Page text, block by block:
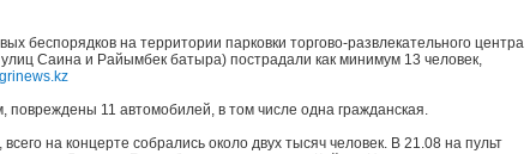
беспорядков на территории парковки торгово-развлекательного центра
Саина и Райымбек батыра) пострадали как минимум 13 человек,
11 автомобилей, в том числе одна гражданская.
на концерте собрались около двух тысяч человек. В 21.08 на пульт